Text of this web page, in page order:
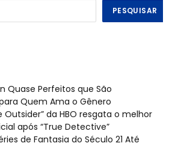
PESQUISAR
Quase Perfeitos que São
Quem Ama o Gênero
Outsider” da HBO resgata o melhor
após “True Detective”
de Fantasia do Século 21 Até